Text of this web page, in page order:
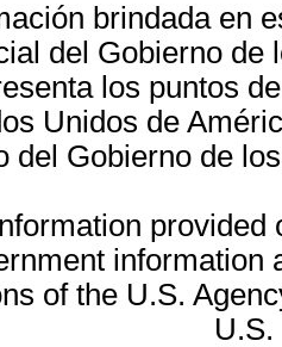
brindada en
del Gobierno de
los puntos
Unidos de
del Gobierno de
provided
information
of the U.S.